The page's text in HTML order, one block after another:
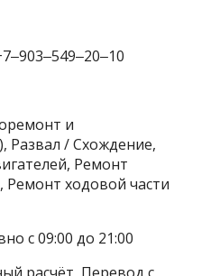
и
Развал / Схождение,
Ремонт
Ремонт ходовой части
с 09:00 до 21:00